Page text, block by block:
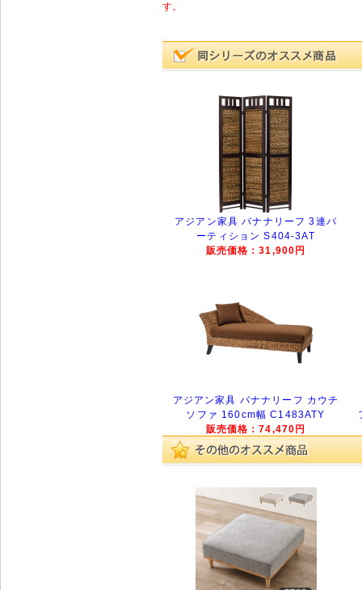
す。
アジアン家具 バナナリーフ 3連パ
ーティション S404-3AT
販売価格：31,900円
アジアン家具 バナナリーフ カウチ
ソファ 160cm幅 C1483ATY
販売価格：74,470円